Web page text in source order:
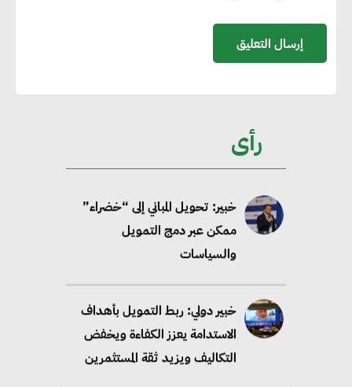
رأى
أكسيد الكربون
2035
خبير: تحويل المباني إلى “خضراء”
ممكن عبر دمج التمويل
والسياسات
خبير دولي: ربط التمويل بأهداف
الاستدامة يعزز الكفاءة ويخفض
التكاليف ويزيد ثقة المستثمرين